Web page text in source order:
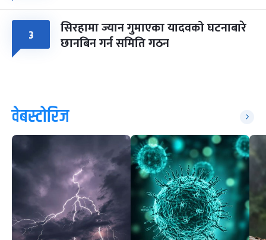
३ सिरहामा ज्यान गुमाएका यादवको घटनाबारे
छानबिन गर्न समिति गठन
वेबस्टोरिज